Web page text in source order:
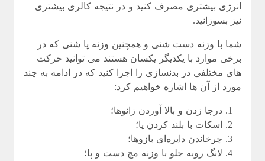
انرژی بیشتری مصرف کنید و در نتیجه کالری بیشتری
نیز بسوزانید.
شما با وزنه دست شنی و همچنین وزنه پا شنی که در
برخی موارد با یکدیگر یکسان هستند می توانید حرکت
های مختلفی در بدنسازی را اجرا کنید که در ادامه به چند
مورد از آن ها اشاره خواهیم کرد:
درجا زدن و بالا آوردن زانوها؛
اسکات با بلند کردن پا؛
چرخاندن دایره‌ای بازوها؛
لانگ روبه جلو با وزنه‌ مچ دست و پا؛